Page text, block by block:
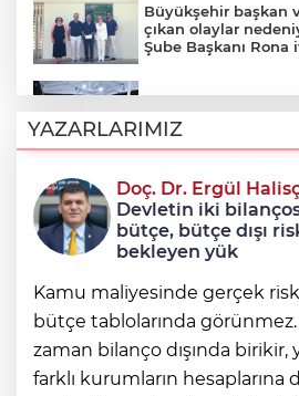
Büyükşehir başkan
çıkan olaylar
Şube Başkanı Rona
Şadi Özdemir,
Nilüfer’de
YAZARLARIMIZ
Doç. Dr. Ergül
Devletin iki
bütçe, bütçe dışı
bekleyen yük
Kamu maliyesinde gerçek
bütçe tablolarında
zaman bilanço dışında
farklı kurumların hesaplarına